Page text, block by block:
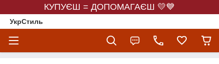
КУПУЄШ = ДОПОМАГАЄШ 💛💙
УкрСтиль